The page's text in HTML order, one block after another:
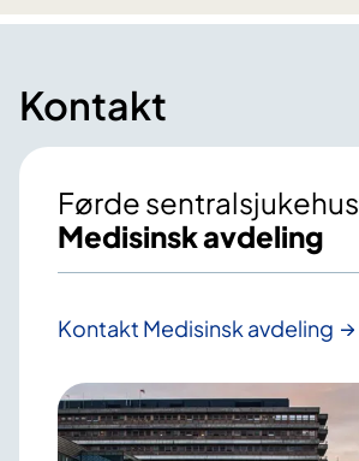
Kontakt
Førde sentralsjukehus
Medisinsk avdeling
Kontakt Medisinsk avdeling